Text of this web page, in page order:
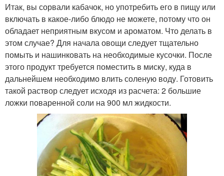
Итак, вы сорвали кабачок, но употребить его в пищу или
включать в какое-либо блюдо не можете, потому что он
обладает неприятным вкусом и ароматом. Что делать в
этом случае? Для начала овощи следует тщательно
помыть и нашинковать на необходимые кусочки. После
этого продукт требуется поместить в миску, куда в
дальнейшем необходимо влить соленую воду. Готовить
такой раствор следует исходя из расчета: 2 большие
ложки поваренной соли на 900 мл жидкости.